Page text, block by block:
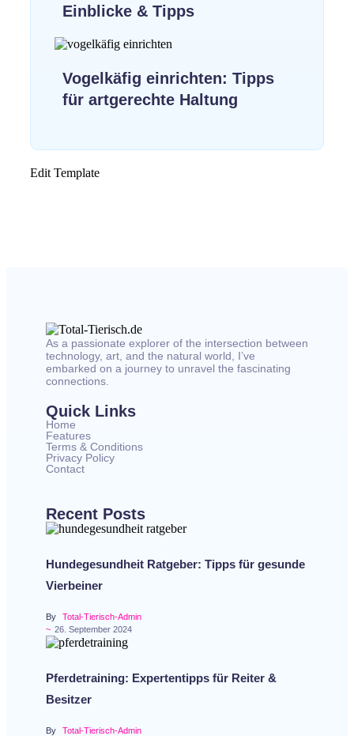
Einblicke & Tipps
Vogelkäfig einrichten: Tipps
für artgerechte Haltung
Edit Template
As a passionate explorer of the intersection between
technology, art, and the natural world, I’ve
embarked on a journey to unravel the fascinating
connections.
Quick Links
Home
Features
Terms & Conditions
Privacy Policy
Contact
Recent Posts
Hundegesundheit Ratgeber: Tipps für gesunde
Vierbeiner
By
Total-Tierisch-Admin
~ 26. September 2024
Pferdetraining: Expertentipps für Reiter &
Besitzer
By
Total-Tierisch-Admin